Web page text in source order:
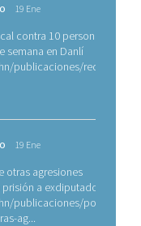
19 Ene
contra 10 personas
semana en Danlí
publicaciones/
19 Ene
otras agresiones
prisión a exdiputado
publicaciones/por-
ag...